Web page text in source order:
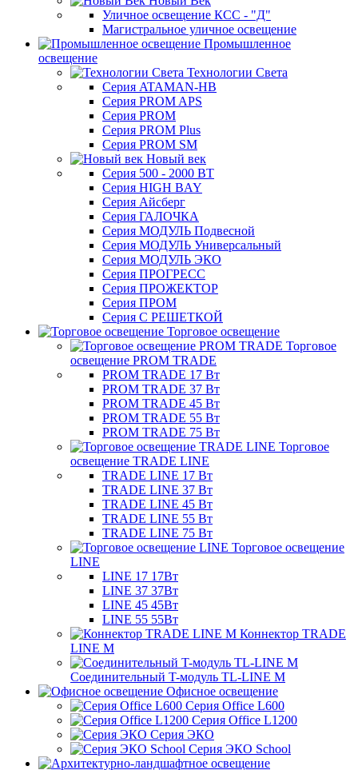
Уличное освещение КСС - "Д"
Магистральное уличное освещение
Промышленное
освещение
Технологии Света
Серия ATAMAN-HB
Серия PROM APS
Серия PROM
Серия PROM Plus
Серия PROM SM
Новый век
Серия 500 - 2000 ВТ
Серия HIGH BAY
Серия Айсберг
Серия ГАЛОЧКА
Серия МОДУЛЬ Подвесной
Серия МОДУЛЬ Универсальный
Серия МОДУЛЬ ЭКО
Серия ПРОГРЕСС
Серия ПРОЖЕКТОР
Серия ПРОМ
Серия С РЕШЕТКОЙ
Торговое освещение
Торговое
освещение PROM TRADE
PROM TRADE 17 Вт
PROM TRADE 37 Вт
PROM TRADE 45 Вт
PROM TRADE 55 Вт
PROM TRADE 75 Вт
Торговое
освещение TRADE LINE
TRADE LINE 17 Вт
TRADE LINE 37 Вт
TRADE LINE 45 Вт
TRADE LINE 55 Вт
TRADE LINE 75 Вт
Торговое освещение
LINE
LINE 17 17Вт
LINE 37 37Вт
LINE 45 45Вт
LINE 55 55Вт
Коннектор TRADE
LINE M
Соединительный T-модуль TL-LINE M
Офисное освещение
Серия Office L600
Серия Office L1200
Серия ЭКО
Серия ЭКО School